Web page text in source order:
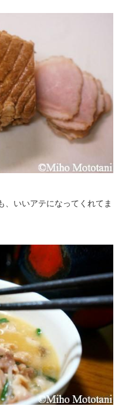
、いいアテになってくれてま